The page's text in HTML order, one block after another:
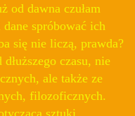
od dawna czułam
spróbować ich
się nie liczą, prawda?
czasu, nie
ale także ze
filozoficznych.
sztuki